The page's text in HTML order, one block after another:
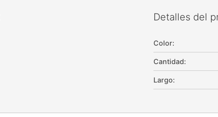
Detalles del
Color:
Cantidad:
Largo: